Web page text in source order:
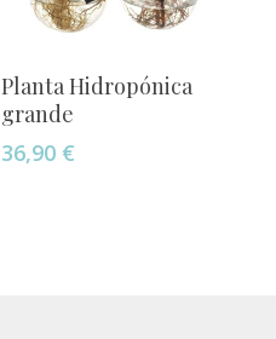
Añadir Al Carrito
Planta Hidropónica
grande
36,90 €